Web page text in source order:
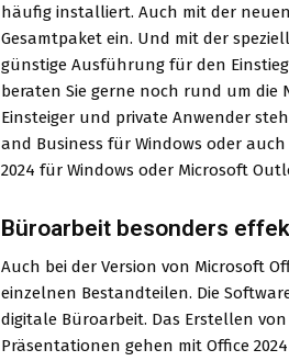
häufig installiert. Auch mit der
Gesamtpaket ein. Und mit der
günstige Ausführung für den
beraten Sie gerne noch rund um die
Einsteiger und private Anwender
and Business für Windows oder
2024 für Windows oder Microsoft
Büroarbeit besonders
Auch bei der Version von Microsoft
einzelnen Bestandteilen. Die
digitale Büroarbeit. Das Erstellen
Präsentationen gehen mit Office